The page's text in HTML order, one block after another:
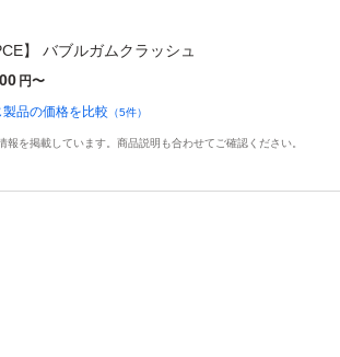
】 バブルガムクラッシュ
円〜
製品の価格を比較 （5件）
報を掲載しています。商品説明も合わせてご確認ください。